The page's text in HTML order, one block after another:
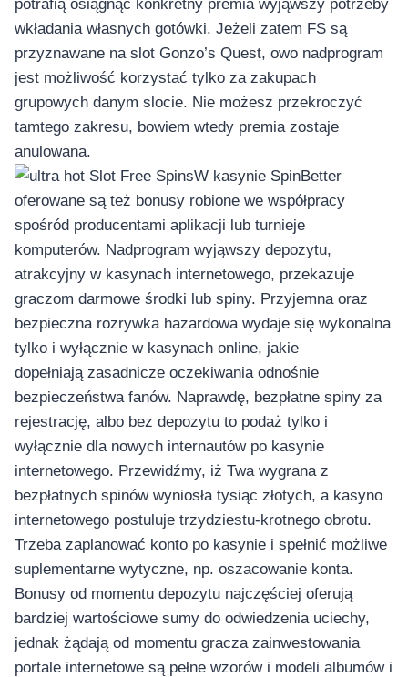
อุปกรณ์เพื่อความบันเทิง
อุปกรณ์เพื่อความบันเทิง
หูฟัง
ลำโพง
โทรทัศน์
สินค้าตามแบรนด์
potrafią osiągnąć konkretny premia wyjąwszy potrzeby
wkładania własnych gotówki. Jeżeli zatem FS są
przyznawane na slot Gonzo’s Quest, owo nadprogram
jest możliwość korzystać tylko za zakupach
grupowych danym slocie. Nie możesz przekroczyć
tamtego zakresu, bowiem wtedy premia zostaje
anulowana.
W kasynie SpinBetter
oferowane są też bonusy robione we współpracy
spośród producentami aplikacji lub turnieje
komputerów. Nadprogram wyjąwszy depozytu,
atrakcyjny w kasynach internetowego, przekazuje
graczom darmowe środki lub spiny. Przyjemna oraz
bezpieczna rozrywka hazardowa wydaje się wykonalna
tylko i wyłącznie w kasynach online, jakie
dopełniają zasadnicze oczekiwania odnośnie
bezpieczeństwa fanów. Naprawdę, bezpłatne spiny za
rejestrację, albo bez depozytu to podaż tylko i
wyłącznie dla nowych internautów po kasynie
internetowego. Przewidźmy, iż Twa wygrana z
bezpłatnych spinów wyniosła tysiąc złotych, a kasyno
internetowego postuluje trzydziestu-krotnego obrotu.
Trzeba zaplanować konto po kasynie i spełnić możliwe
suplementarne wytyczne, np. oszacowanie konta.
Bonusy od momentu depozytu najczęściej oferują
bardziej wartościowe sumy do odwiedzenia uciechy,
jednak żądają od momentu gracza zainwestowania
portale internetowe są pełne wzorów i modeli albumów i